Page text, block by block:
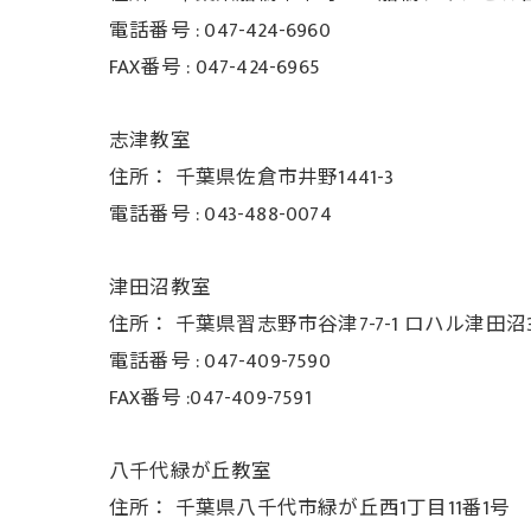
電話番号 :047-424-6960
FAX番号 : 047-424-6965
志津教室
住所： 千葉県佐倉市井野1441-3
電話番号 :043-488-0074
津田沼教室
住所： 千葉県習志野市谷津7-7-1 ロハル津田沼
電話番号 :047-409-7590
FAX番号 :047-409-7591
八千代緑が丘教室
住所： 千葉県八千代市緑が丘西1丁目11番1号